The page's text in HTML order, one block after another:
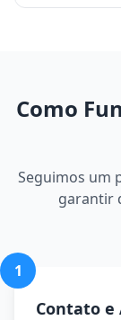
Como
Seguimos um
garantir
1
Contato e